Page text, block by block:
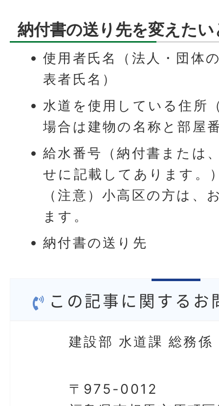
納付書の送り先を変えたい
使用者氏名（法人・団体
表者氏名）
水道を使用している住所
場合は建物の名称と部屋
給水番号（納付書または
せに記載してあります。
（注意）小高区の方は、
ます。
納付書の送り先
この記事に関するお
建設部 水道課 総務係
〒975-0012